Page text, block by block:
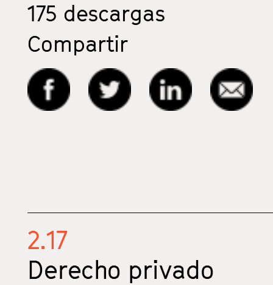
175 descargas
Compartir
2.17
Derecho privado